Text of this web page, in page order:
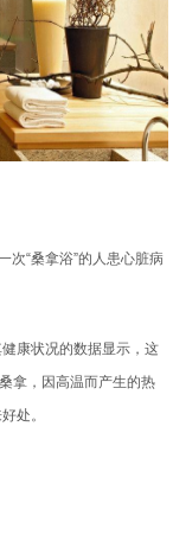
次“桑拿浴”的人患心脏病
康状况的数据显示，这
拿，因高温而产生的热
处。